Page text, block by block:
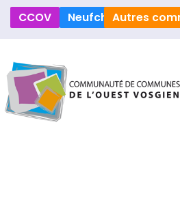
CCOV Neufchâteau
Autres